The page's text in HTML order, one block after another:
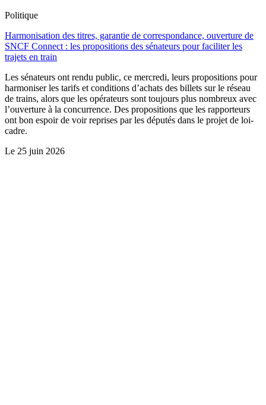
Politique
Harmonisation des titres, garantie de correspondance, ouverture de
SNCF Connect : les propositions des sénateurs pour faciliter les
trajets en train
Les sénateurs ont rendu public, ce mercredi, leurs propositions pour
harmoniser les tarifs et conditions d’achats des billets sur le réseau
de trains, alors que les opérateurs sont toujours plus nombreux avec
l’ouverture à la concurrence. Des propositions que les rapporteurs
ont bon espoir de voir reprises par les députés dans le projet de loi-
cadre.
Le 25 juin 2026